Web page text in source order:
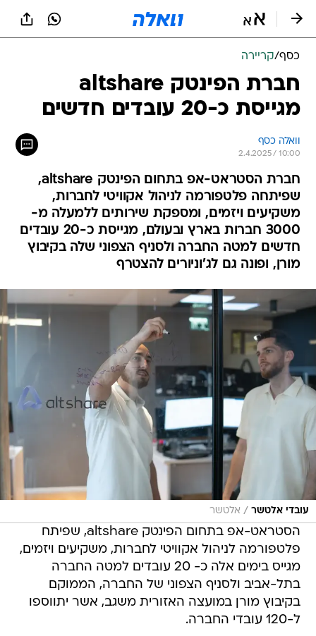
כסף/קריירה
חברת הפינטק altshare
מגייסת כ-20 עובדים חדשים
וואלה כסף
2.4.2025 / 10:00
חברת הסטראט-אפ בתחום הפינטק altshare,
שפיתחה פלטפורמה לניהול אקוויטי לחברות,
משקיעים ויזמים, ומספקת שירותים ללמעלה מ-
3000 חברות בארץ ובעולם, מגייסת כ-20 עובדים
חדשים למטה החברה ולסניף הצפוני שלה בקיבוץ
מורן, ופונה גם לג'וניורים להצטרף
עובדי אלטשר / אלטשר
הסטראט-אפ בתחום הפינטק altshare, שפיתח
פלטפורמה לניהול אקוויטי לחברות, משקיעים ויזמים,
מגייס בימים אלה כ- 20 עובדים למטה החברה
בתל-אביב ולסניף הצפוני של החברה, הממוקם
בקיבוץ מורן במועצה האזורית משגב, אשר יתווספו
ל-120 עובדי החברה.